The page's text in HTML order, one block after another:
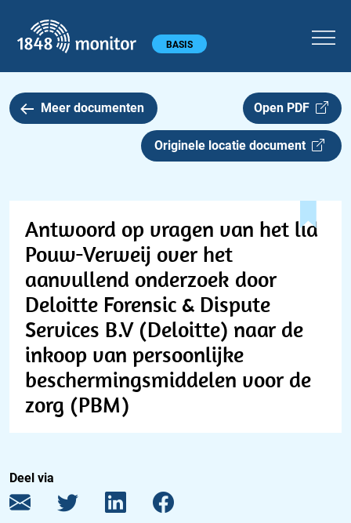
Hoofdmenu BASIS
Meer documenten Open PDF
Originele locatie document
Antwoord op vragen van het lid
Pouw-Verweij over het
aanvullend onderzoek door
Deloitte Forensic & Dispute
Services B.V (Deloitte) naar de
inkoop van persoonlijke
beschermingsmiddelen voor de
zorg (PBM)
Deel via